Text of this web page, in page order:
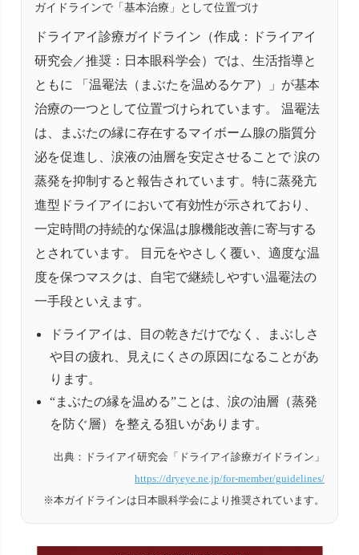
ガイドラインで「基本治療」として位置づけ
ドライアイ診療ガイドライン（作成：ドライアイ
研究会／推奨：日本眼科学会）では、生活指導と
ともに 「温罨法（まぶたを温めるケア）」が基本
治療の一つとして位置づけられています。 温罨法
は、まぶたの縁に存在するマイボーム腺の脂質分
泌を促進し、涙液の油層を安定させることで 涙の
蒸発を抑制すると報告されています。特に蒸発亢
進型ドライアイにおいて有効性が示されており、
一定時間の持続的な保温は腺機能改善に寄与する
とされています。 目元をやさしく覆い、適度な温
度を保つマスクは、自宅で継続しやすい温罨法の
一手段といえます。
ドライアイは、目の乾きだけでなく、まぶしさ
や目の疲れ、見えにくさの原因になることがあ
ります。
“まぶたの縁を温める”ことは、涙の油層（蒸発
を防ぐ層）を整える狙いがあります。
出典：ドライアイ研究会「ドライアイ診療ガイドライン」
https://dryeye.ne.jp/for-member/guidelines/
※本ガイドラインは日本眼科学会により推奨されています。